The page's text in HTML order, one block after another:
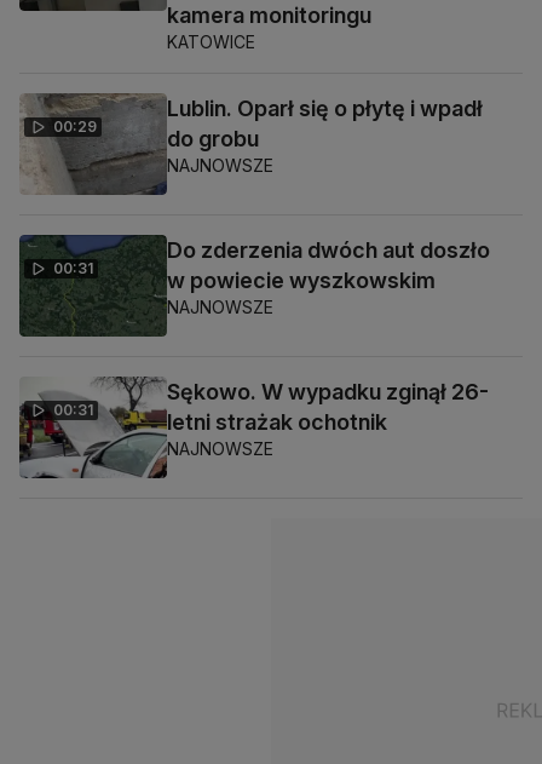
kamera monitoringu
KATOWICE
00:29
Lublin. Oparł się o płytę i wpadł
do grobu
NAJNOWSZE
00:31
Do zderzenia dwóch aut doszło
w powiecie wyszkowskim
NAJNOWSZE
00:31
Sękowo. W wypadku zginął 26-
letni strażak ochotnik
NAJNOWSZE